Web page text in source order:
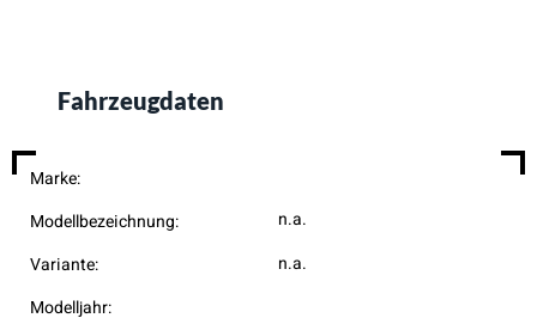
Fahrzeugdaten
Marke:
Modellbezeichnung:
Variante:
Modelljahr:
n.a.
n.a.